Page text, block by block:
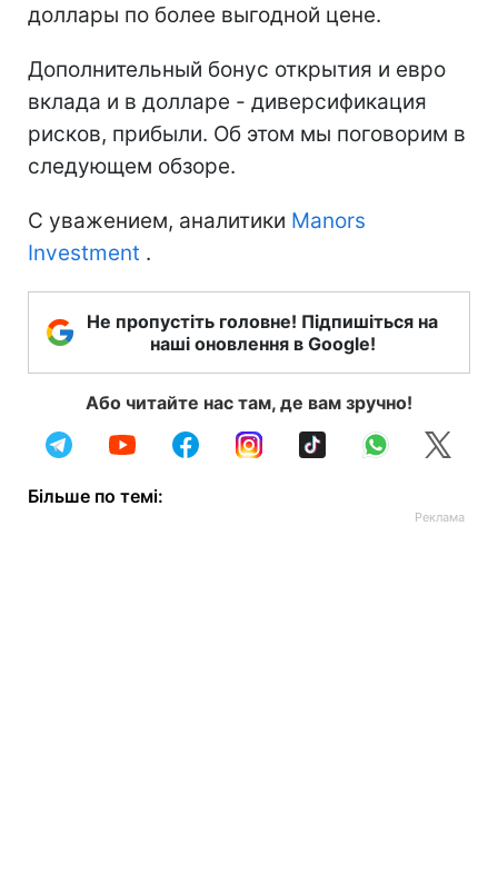
доллары по более выгодной цене.
Дополнительный бонуc открытия и евро
вклада и в долларе - диверсификация
рисков, прибыли. Об этом мы поговорим в
следующем обзоре.
С уважением, аналитики Manors
Investment .
Не пропустіть головне! Підпишіться на
наші оновлення в Google!
Або читайте нас там, де вам зручно!
Більше по темі: